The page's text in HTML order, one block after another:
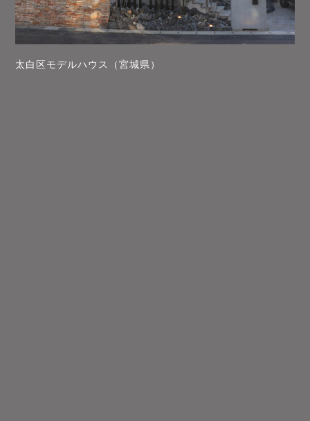
太白区モデルハウス（宮城県）